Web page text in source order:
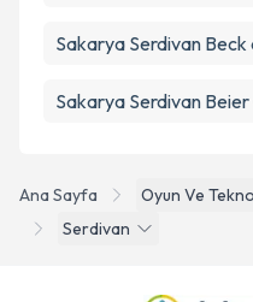
Ana Sayfa Oyun Ve
Serdivan
Sakarya Serdivan
Sakarya Serdivan